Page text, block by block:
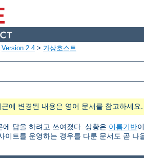
Version 2.4 > 가상호스트
에 변경된 내용은 영어 문서를 참고하세요.
답을 하려고 쓰여졌다. 상황은 이름기반
이트를 운영하는 경우를 다룬 문서도 곧 나